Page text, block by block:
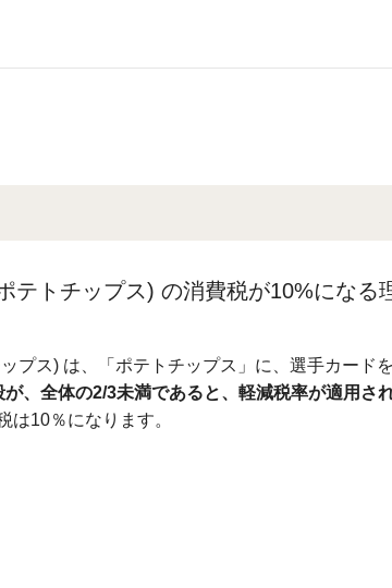
テトチップス) の消費税が10%になる
プス) は、「ポテトチップス」に、選手カード
、全体の2/3未満であると、軽減税率が適用され
は10％になります。